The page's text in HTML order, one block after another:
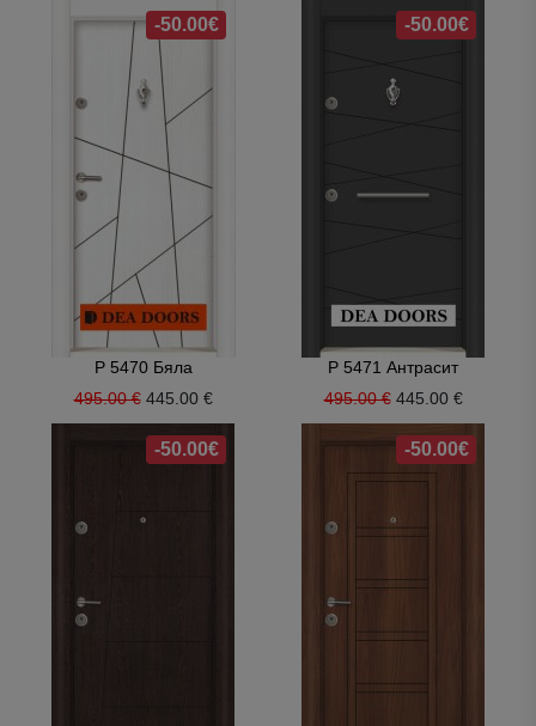
-50.00€
P 5470 Бяла
495.00 € 445.00 €
-50.00€
P 5471 Антрасит
495.00 € 445.00 €
-50.00€ -50.00€